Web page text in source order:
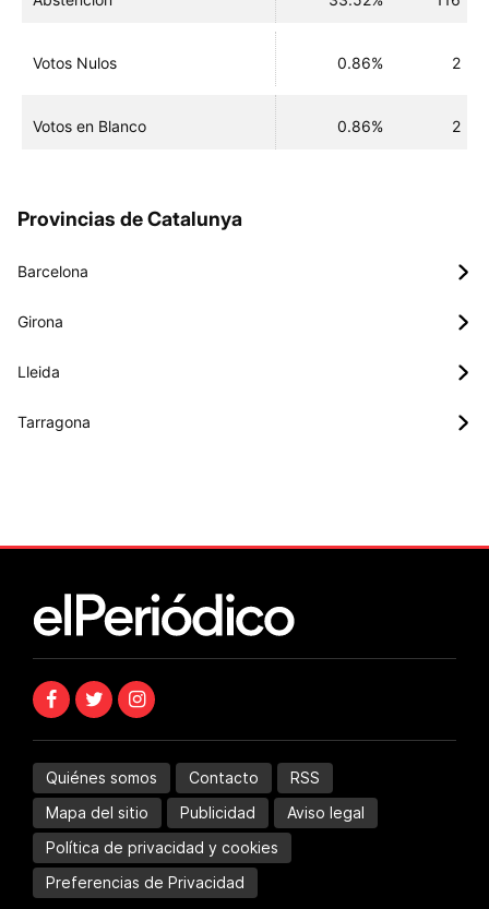
Votos Nulos 0.86% 2
Votos en Blanco 0.86% 2
Provincias de Catalunya
Barcelona
Girona
Lleida
Tarragona
Quiénes somos Contacto
RSS
Mapa del sitio
Publicidad
Aviso legal
Política de privacidad y cookies
Preferencias de Privacidad